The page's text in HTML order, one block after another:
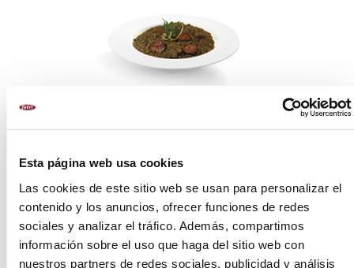
Esta página web usa cookies
Las cookies de este sitio web se usan para personalizar el
contenido y los anuncios, ofrecer funciones de redes
sociales y analizar el tráfico. Además, compartimos
información sobre el uso que haga del sitio web con
nuestros partners de redes sociales, publicidad y análisis